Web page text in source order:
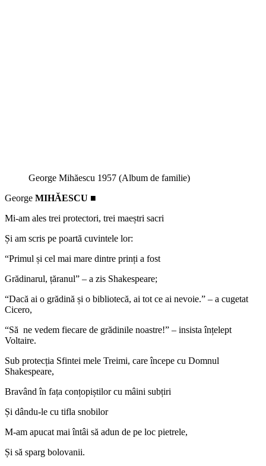
George Mihăescu 1957 (Album de familie)
George MIHĂESCU ■
Mi-am ales trei protectori, trei maeștri sacri
Și am scris pe poartă cuvintele lor:
“Primul și cel mai mare dintre prinți a fost
Grădinarul, țăranul” – a zis Shakespeare;
“Dacă ai o grădină și o bibliotecă, ai tot ce ai nevoie.” – a cugetat
Cicero,
“Să ne vedem fiecare de grădinile noastre!” – insista înțelept
Voltaire.
Sub protecția Sfintei mele Treimi, care începe cu Domnul
Shakespeare,
Bravând în fața conțopiștilor cu mâini subțiri
Și dându-le cu tifla snobilor
M-am apucat mai întâi să adun de pe loc pietrele,
Și să sparg bolovanii.